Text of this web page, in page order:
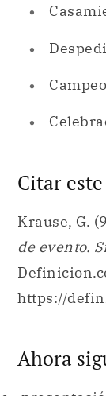
Citar
Krause, G.
de evento.
https://
Ahora